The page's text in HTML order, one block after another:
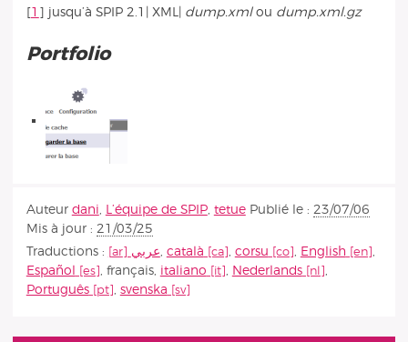
[1 ] jusqu’à SPIP 2.1| XML| dump.xmlou dump.xml.gz
Portfolio
Auteur dani L’équipe de SPIP, tetue Publié le : 23/07/06
Mis à jour : 21/03/25
Traductions :
عربي, català , corsu , English
,
Español
, français, italiano , Nederlands
,
Português
, svenska